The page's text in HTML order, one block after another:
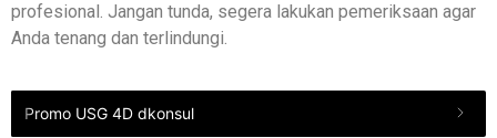
profesional. Jangan tunda, segera lakukan pemeriksaan agar
Anda tenang dan terlindungi.
Promo USG 4D dkonsul